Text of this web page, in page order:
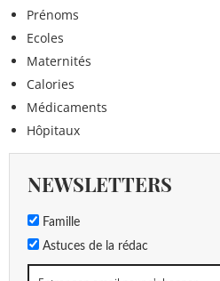
Prénoms
Ecoles
Maternités
Calories
Médicaments
Hôpitaux
NEWSLETTERS
Famille
Astuces de la rédac